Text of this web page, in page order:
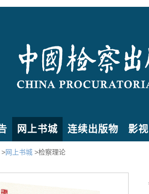
网上书城 连续出版物 影
>网上书城 >检察理论